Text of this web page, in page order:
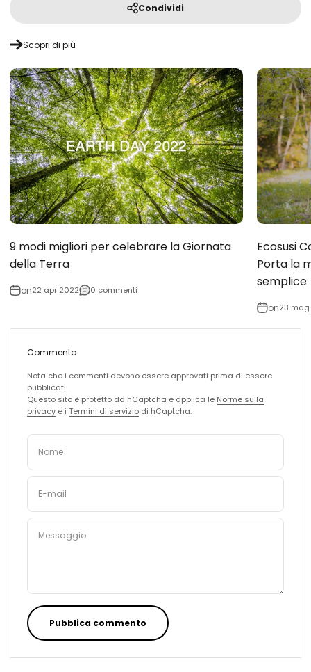
Condividi
Scopri di più
9 modi migliori per celebrare la Giornata
della Terra
on22 apr 2022 0 commenti
Ecosusi
Porta la
semplice
on23
Commenta
Nota che i commenti devono essere approvati prima di essere
pubblicati.
Questo sito è protetto da hCaptcha e applica le Norme sulla
privacy e i Termini di servizio di hCaptcha.
Nome
E-mail
Messaggio
Pubblica commento